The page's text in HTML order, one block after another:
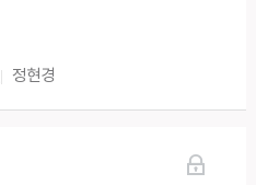
정현경